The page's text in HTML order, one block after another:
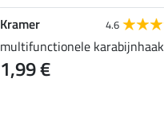
Kramer 4.6
multifunctionele karabijnhaak
1,99 €